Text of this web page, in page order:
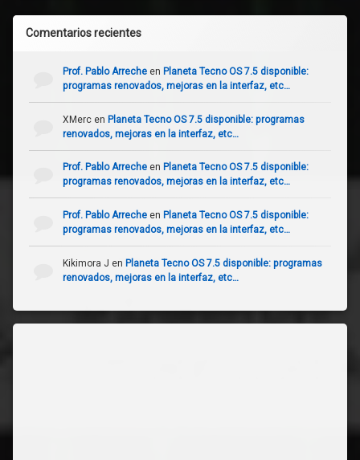
Comentarios recientes
Prof. Pablo Arrecheen Planeta Tecno OS 7.5 disponible:
programas renovados, mejoras en la interfaz, etc…
XMercen Planeta Tecno OS 7.5 disponible: programas
renovados, mejoras en la interfaz, etc…
Prof. Pablo Arrecheen Planeta Tecno OS 7.5 disponible:
programas renovados, mejoras en la interfaz, etc…
Prof. Pablo Arrecheen Planeta Tecno OS 7.5 disponible:
programas renovados, mejoras en la interfaz, etc…
Kikimora J en Planeta Tecno OS 7.5 disponible: programas
renovados, mejoras en la interfaz, etc…